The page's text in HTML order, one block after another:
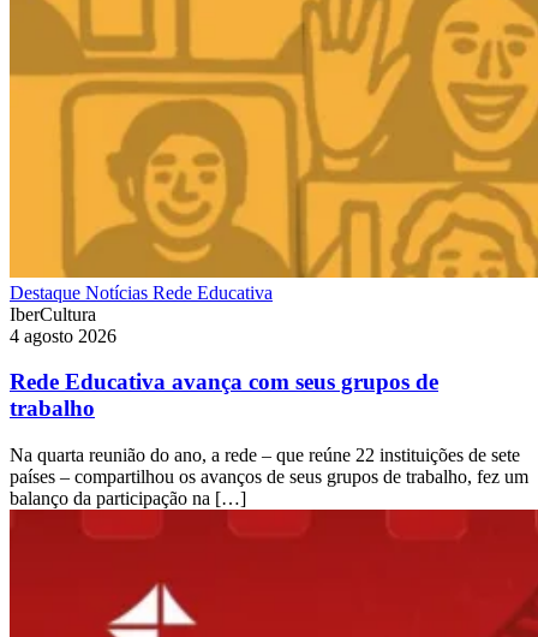
Destaque Notícias Rede Educativa
IberCultura
4 agosto 2026
Rede Educativa avança com seus grupos de
trabalho
Na quarta reunião do ano, a rede – que reúne 22 instituições de sete
países – compartilhou os avanços de seus grupos de trabalho, fez um
balanço da participação na […]